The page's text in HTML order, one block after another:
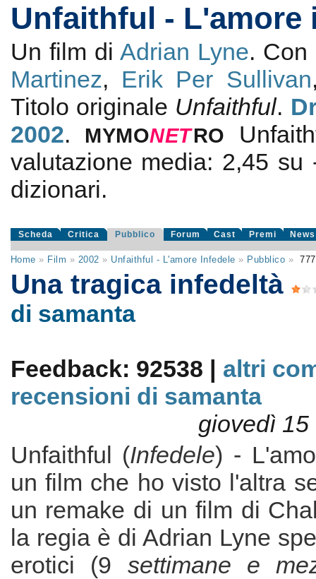
Unfaithful - L'amore
Un film di Adrian Lyne. Con
Martinez, Erik Per Sullivan
Titolo originale Unfaithful.
2002. MYMONETRO
valutazione media: 2,45 su
dizionari.
Scheda Critica Pubblico Forum Cast Premi News
Home » Film » 2002 » Unfaithful - L'amore Infedele » Pubblico »
Una tragica infedeltà
di samanta
Feedback: 92538 | altri
recensioni di samanta
giovedì 15
Unfaithful (Infedele) -
un film che ho visto l'altra
un remake di un film di
la regia è di Adrian Lyne
erotici (9 settimane e